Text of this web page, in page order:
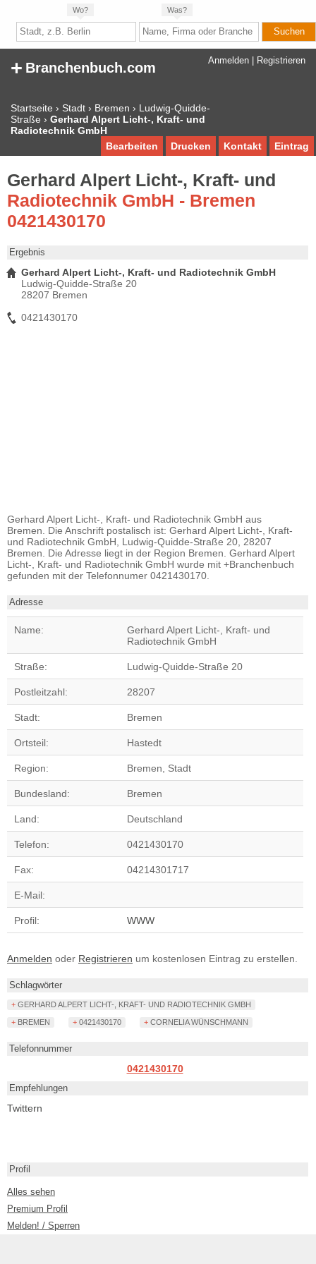
Wo? Was?
Anmelden Registrieren
+ Branchenbuch.com
Startseite › Stadt › Bremen › Ludwig-Quidde-
Straße › Gerhard Alpert Licht-, Kraft- und
Radiotechnik GmbH
Eintrag
Kontakt
Drucken
Bearbeiten
Gerhard Alpert Licht-, Kraft- und
Radiotechnik GmbH - Bremen
0421430170
Ergebnis
Gerhard Alpert Licht-, Kraft- und Radiotechnik GmbH
Ludwig-Quidde-Straße 20
28207 Bremen
0421430170
Gerhard Alpert Licht-, Kraft- und Radiotechnik GmbH aus
Bremen. Die Anschrift postalisch ist: Gerhard Alpert Licht-, Kraft-
und Radiotechnik GmbH, Ludwig-Quidde-Straße 20, 28207
Bremen. Die Adresse liegt in der Region Bremen. Gerhard Alpert
Licht-, Kraft- und Radiotechnik GmbH wurde mit +Branchenbuch
gefunden mit der Telefonnumer 0421430170.
Adresse
Name:
Gerhard Alpert Licht-, Kraft- und
Radiotechnik GmbH
Straße: Ludwig-Quidde-Straße 20
Postleitzahl: 28207
Stadt: Bremen
Ortsteil: Hastedt
Region: Bremen, Stadt
Bundesland: Bremen
Land: Deutschland
Telefon: 0421430170
Fax: 04214301717
E-Mail:
Profil: WWW
Anmelden oder Registrieren um kostenlosen Eintrag zu erstellen.
Schlagwörter
+ GERHARD ALPERT LICHT-, KRAFT- UND RADIOTECHNIK GMBH
+ BREMEN + 0421430170 + CORNELIA WÜNSCHMANN
Telefonnummer
0421430170
Empfehlungen
Twittern
Profil
Alles sehen
Premium Profil
Melden! / Sperren